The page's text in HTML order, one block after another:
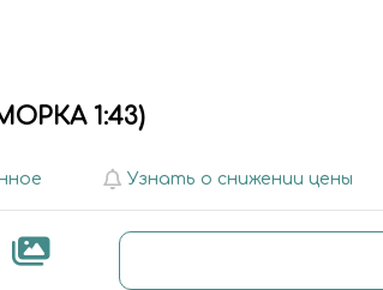
1:43)
Узнать о снижении цены